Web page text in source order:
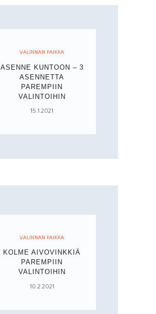
VALINNAN PAIKKA
ASENNE KUNTOON – 3
ASENNETTA
PAREMPIIN
VALINTOIHIN
15.1.2021
VALINNAN PAIKKA
KOLME AIVOVINKKIÄ
PAREMPIIN
VALINTOIHIN
10.2.2021